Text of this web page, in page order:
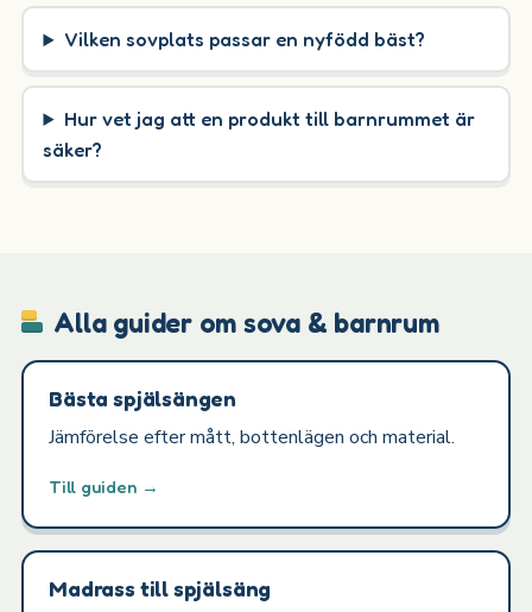
Vilken sovplats passar en nyfödd bäst?
Hur vet jag att en produkt till barnrummet är
säker?
Alla guider om sova & barnrum
Bästa spjälsängen
Jämförelse efter mått, bottenlägen och material.
Till guiden →
Madrass till spjälsäng